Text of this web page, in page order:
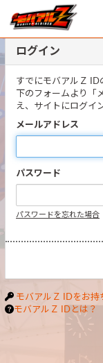
ログイン
すでにモバアルＺ ID
下のフォームより「
え、サイトにログイ
メールアドレス
パスワード
パスワードを忘れた場合
モバアルＺ IDをお持
モバアルＺ IDとは？